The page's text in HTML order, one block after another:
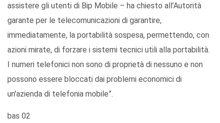
assistere gli utenti di Bip Mobile – ha chiesto all’Autorità
garante per le telecomunicazioni di garantire,
immediatamente, la portabilità sospesa, permettendo, con
azioni mirate, di forzare i sistemi tecnici utili alla portabilità.
I numeri telefonici non sono di proprietà di nessuno e non
possono essere bloccati dai problemi economici di
un'azienda di telefonia mobile”.
bas 02